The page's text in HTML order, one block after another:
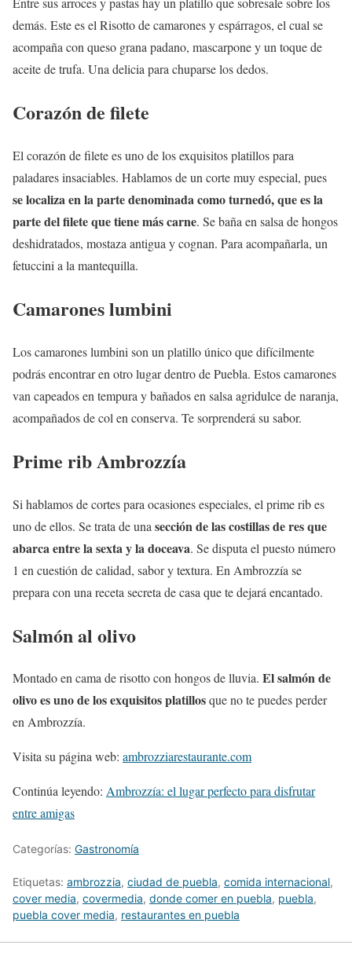
demás. Este es el Risotto de camarones y espárragos, el cual se
acompaña con queso grana padano, mascarpone y un toque de
aceite de trufa. Una delicia para chuparse los dedos.
Corazón de filete
El corazón de filete es uno de los exquisitos platillos para
paladares insaciables. Hablamos de un corte muy especial, pues
se localiza en la parte denominada como turnedó, que es la
parte del filete que tiene más carne. Se baña en salsa de hongos
deshidratados, mostaza antigua y cognan. Para acompañarla, un
fetuccini a la mantequilla.
Camarones lumbini
Los camarones lumbini son un platillo único que difícilmente
podrás encontrar en otro lugar dentro de Puebla. Estos camarones
van capeados en tempura y bañados en salsa agridulce de naranja,
acompañados de col en conserva. Te sorprenderá su sabor.
Prime rib Ambrozzía
Si hablamos de cortes para ocasiones especiales, el prime rib es
uno de ellos. Se trata de una sección de las costillas de res que
abarca entre la sexta y la doceava. Se disputa el puesto número
1 en cuestión de calidad, sabor y textura. En Ambrozzía se
prepara con una receta secreta de casa que te dejará encantado.
Salmón al olivo
Montado en cama de risotto con hongos de lluvia. El salmón de
olivo es uno de los exquisitos platillosque no te puedes perder
en Ambrozzía.
Visita su página web: ambrozziarestaurante.com
Continúa leyendo: Ambrozzía: el lugar perfecto para disfrutar
entre amigas
Categorías: Gastronomía
Etiquetas: ambrozzia, ciudad de puebla, comida internacional,
cover media, covermedia, donde comer en puebla, puebla,
puebla cover media, restaurantes en puebla